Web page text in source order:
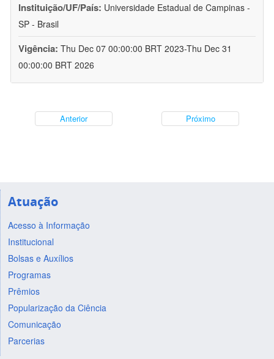
Instituição/UF/País: Universidade Estadual de Campinas -
SP - Brasil
Vigência: Thu Dec 07 00:00:00 BRT 2023-Thu Dec 31
00:00:00 BRT 2026
Anterior Próximo
Atuação
Acesso à Informação
Institucional
Bolsas e Auxílios
Programas
Prêmios
Popularização da Ciência
Comunicação
Parcerias